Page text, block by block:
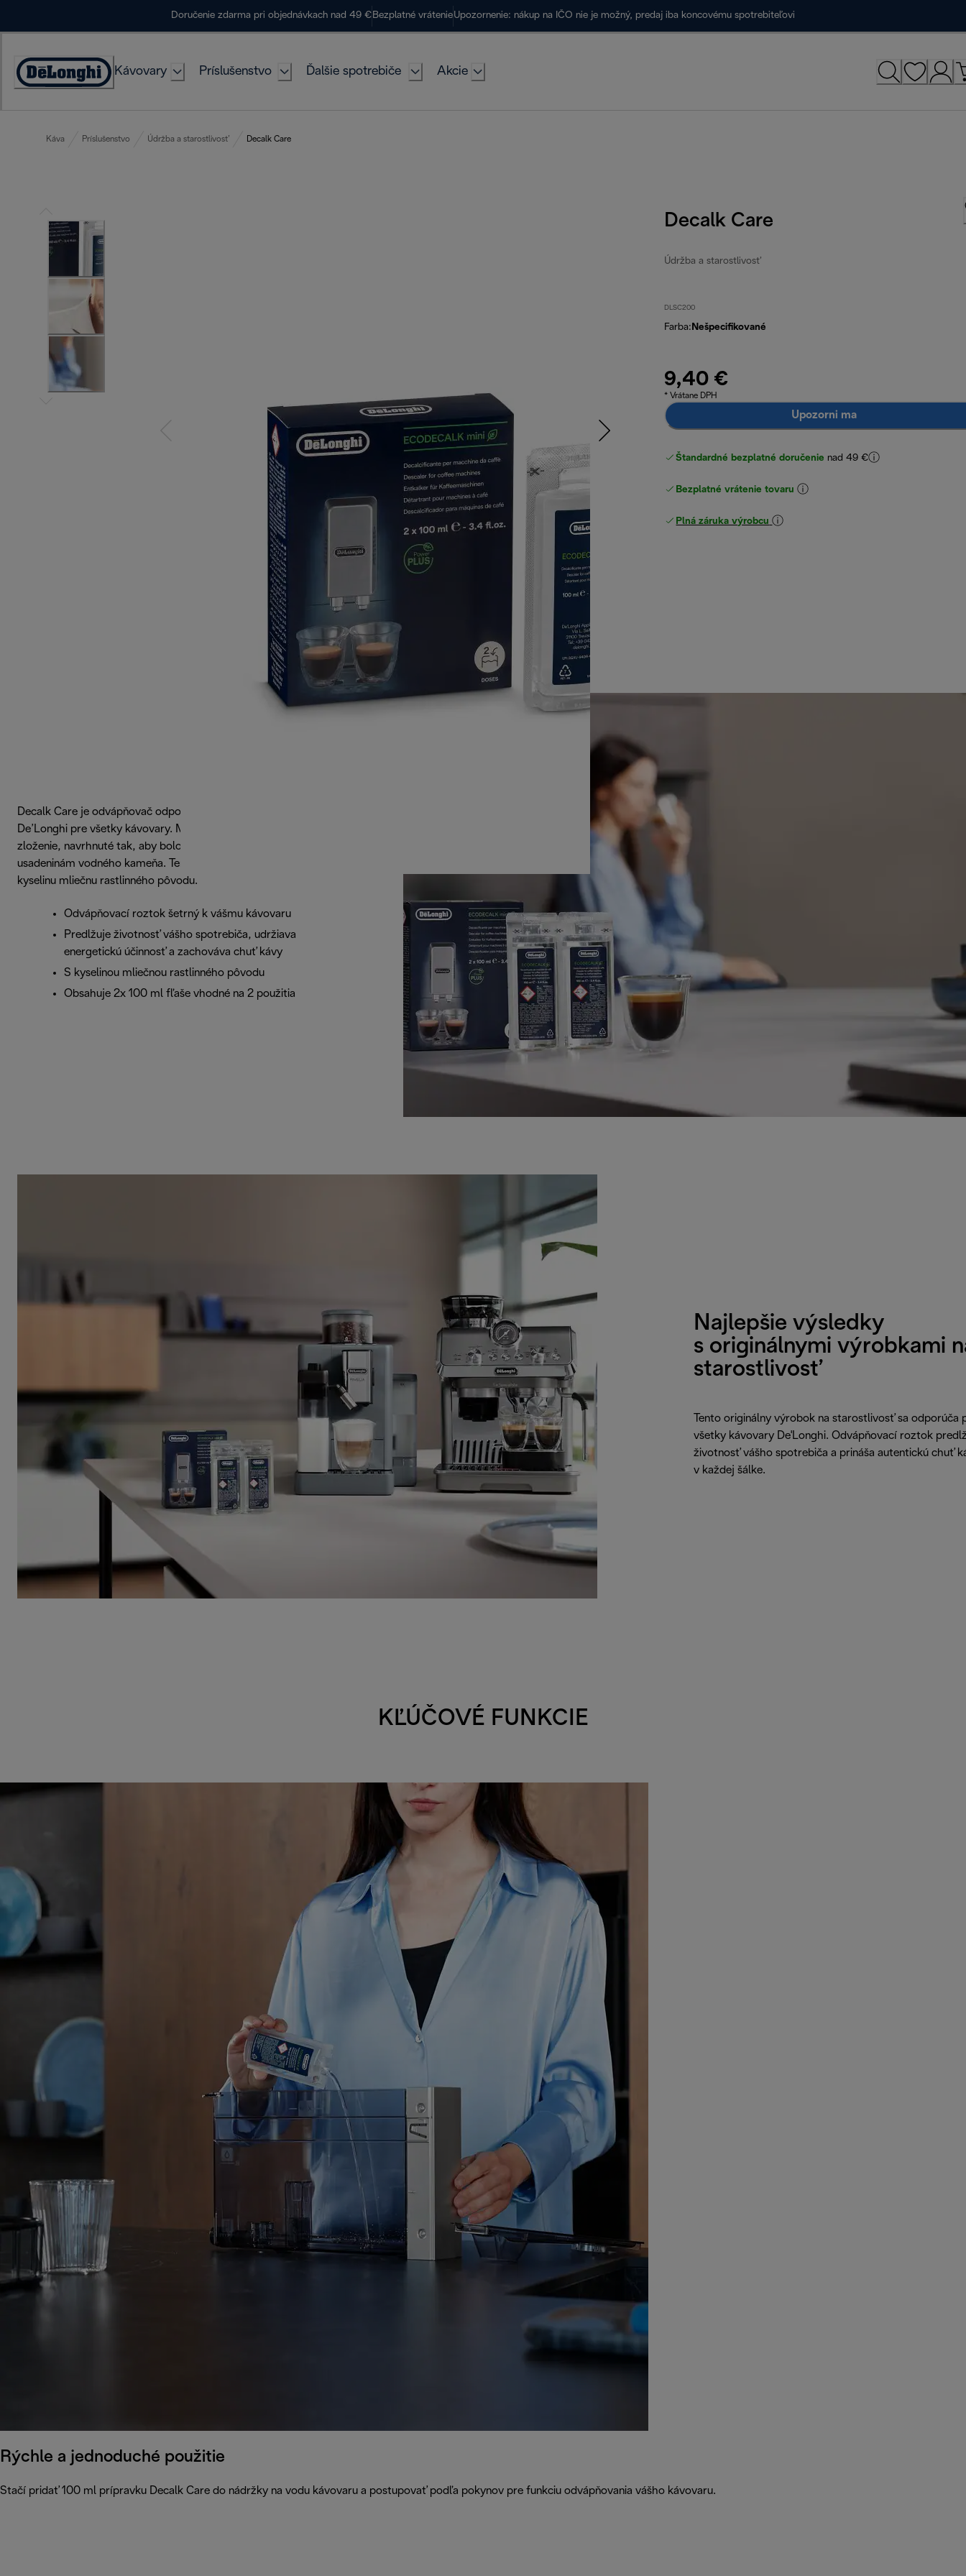
Doručenie zdarma pri objednávkach nad 49 € Bezplatné vrátenieUpozornenie: nákup na IČO nie je možný, predaj iba koncovému spotrebiteľovi
Accessibility
Kávovary Príslušenstvo Ďalšie spotrebiče Akcie
Káva Príslušenstvo Údržba a starostlivosť Decalk Care
Decalk Care
Údržba a starostlivosť
DLSC200
Farba: Nešpecifikované
9,40 €
* Vrátane DPH
Upozorni ma
Štandardné bezplatné doručenie nad 49 €
Bezplatné vrátenie tovaru
Plná záruka výrobcu
Decalk Care je odvápňovač odporúčaný spoločnosťou
De’Longhi pre všetky kávovary. Má dokonale vyvážené
zloženie, navrhnuté tak, aby bolo účinnejšie proti
usadeninám vodného kameňa. Tento odvápňovač obsahuje
kyselinu mliečnu rastlinného pôvodu.
Odvápňovací roztok šetrný k vášmu kávovaru
Predlžuje životnosť vášho spotrebiča, udržiava
energetickú účinnosť a zachováva chuť kávy
S kyselinou mliečnou rastlinného pôvodu
Obsahuje 2x 100 ml fľaše vhodné na 2 použitia
Najlepšie výsledky
s originálnymi výrobkami
starostlivosť
Tento originálny výrobok na starostlivosť sa odporúča
všetky kávovary De'Longhi. Odvápňovací roztok
životnosť vášho spotrebiča a prináša autentickú chuť
v každej šálke.
KĽÚČOVÉ FUNKCIE
Rýchle a jednoduché použitie
Stačí pridať 100 ml prípravku Decalk Care do nádržky na vodu kávovaru a postupovať podľa pokynov pre funkciu odvápňovania vášho kávovaru.